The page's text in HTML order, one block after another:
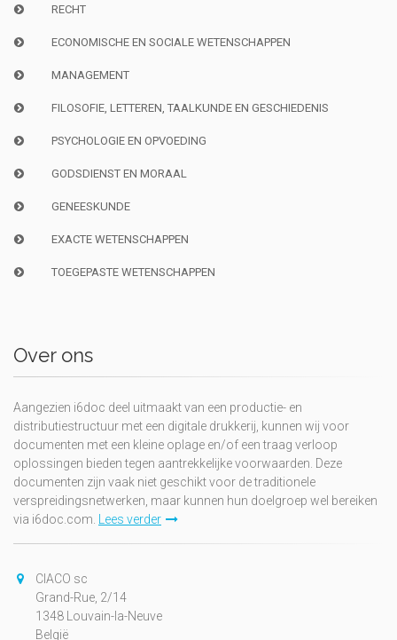
RECHT
ECONOMISCHE EN SOCIALE WETENSCHAPPEN
MANAGEMENT
FILOSOFIE, LETTEREN, TAALKUNDE EN GESCHIEDENIS
PSYCHOLOGIE EN OPVOEDING
GODSDIENST EN MORAAL
GENEESKUNDE
EXACTE WETENSCHAPPEN
TOEGEPASTE WETENSCHAPPEN
Over ons
Aangezien i6doc deel uitmaakt van een productie- en
distributiestructuur met een digitale drukkerij, kunnen wij voor
documenten met een kleine oplage en/of een traag verloop
oplossingen bieden tegen aantrekkelijke voorwaarden. Deze
documenten zijn vaak niet geschikt voor de traditionele
verspreidingsnetwerken, maar kunnen hun doelgroep wel bereiken
via i6doc.com. Lees verder
CIACO sc
Grand-Rue, 2/14
1348 Louvain-la-Neuve
België